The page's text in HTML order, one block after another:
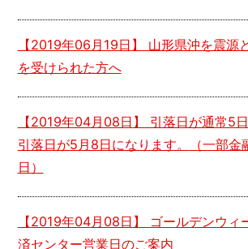
【2019年06月19日 】 山形県沖を震源
を受けられた方へ
【2019年04月08日 】 引落日が通常5日
引落日が5月8日になります。
（一部
日）
【2019年04月08日 】 ゴールデンウィ
済センター営業日のご案内